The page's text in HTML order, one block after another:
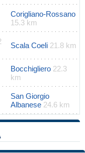
Corigliano-Rossano
15.3 km
Scala Coeli 21.8 km
Bocchigliero 22.3
km
San Giorgio
Albanese 24.6 km